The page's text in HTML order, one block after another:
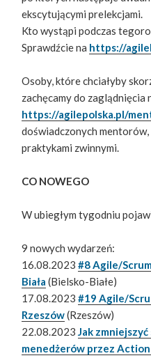
ekscytującymi prelekcjami.
Kto wystąpi podczas
Sprawdźcie na https://
Osoby, które chciałyby
zachęcamy do
https://agilepolska.pl/
doświadczonych
praktykami zwinnymi.
CO NOWEGO
W ubiegłym tygodniu
9 nowych wydarzeń:
16.08.2023#8 Agile/
Biała (Bielsko-Białe)
17.08.2023#19 Agile/
Rzeszów(Rzeszów)
22.08.2023Jak
menedżerów przez